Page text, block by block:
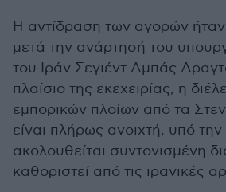
Η αντίδραση των αγορών
μετά την ανάρτησή του
του Ιράν Σεγιέντ Αμπάς
πλαίσιο της εκεχειρίας, η
εμπορικών πλοίων από τα
είναι πλήρως ανοιχτή, υπό
ακολουθείται συντονισμένη
καθοριστεί από τις ιρανικές